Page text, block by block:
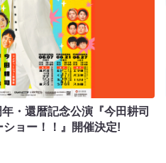
・還暦記念公演『今田耕司
ショー！！』開催決定!